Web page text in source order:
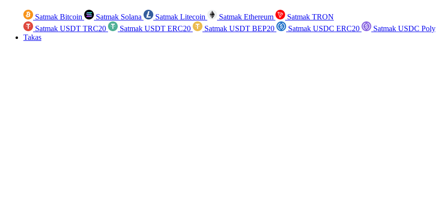
Satmak Bitcoin Satmak Solana Satmak Litecoin Satmak Ethereum
Satmak TRON
Satmak USDT TRC20
Satmak USDT ERC20 Satmak USDT BEP20 Satmak USDC ERC20
Satmak USDC
Takas